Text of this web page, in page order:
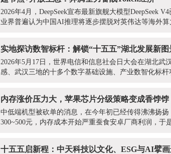
2026年4月，DeepSeek宣布最新旗舰大模型DeepSeek
业界普遍认为中国AI推理将逐步摆脱对英伟达等海外算
实地探访数智标杆：解锁“十五五”湖北发展新图
2026年5月17日，世界电信和信息社会日大会在湖北
感、武汉三地的十多个数字基础设施、产业数智化标杆
内存涨价压力大，苹果芯片分级策略变成香饽饽
中低端机型被砍单的消息，在今年初已经传得沸沸扬
300~500元，内存成本开始严重蚕食安卓厂商利润，于
十五五启新程：中天科技以文化、ESG与AI擘